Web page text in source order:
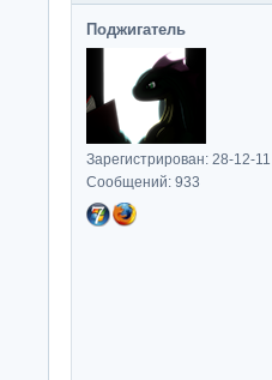
Поджигатель
Зарегистрирован: 28-12-11
Сообщений: 933